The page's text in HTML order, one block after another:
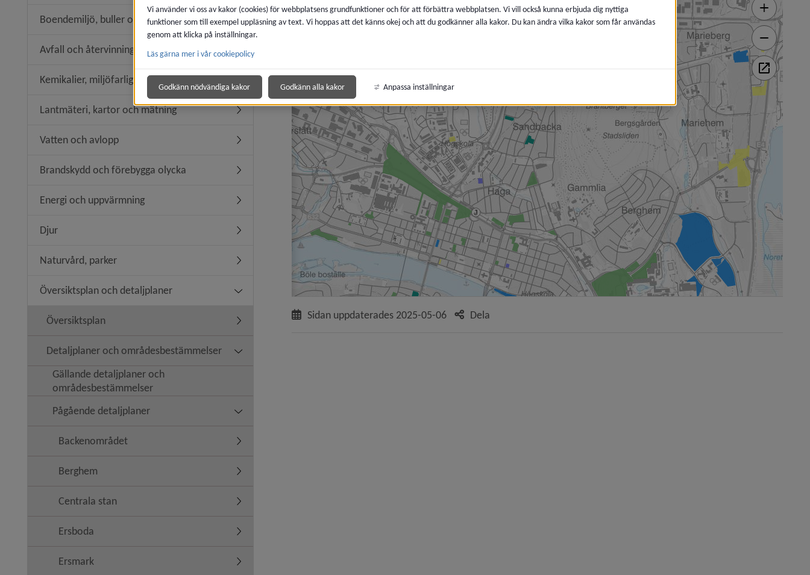
Boendemiljö, buller och luftkvalitet Undermeny för Boendemiljö, buller och luftkvalitet
Avfall och återvinning Undermeny för Avfall och återvinning
Kemikalier, miljöfarlig verksamhet Undermeny för Kemikalier, miljöfarlig verksamhet
Lantmäteri, kartor och mätning Undermeny för Lantmäteri, kartor och mätning
Vatten och avlopp Undermeny för Vatten och avlopp
Brandskydd och förebygga olycka Undermeny för Brandskydd och förebygga olycka
Energi och uppvärmning Undermeny för Energi och uppvärmning
Djur Undermeny för Djur
Naturvård, parker Undermeny för Naturvård, parker
Översiktsplan och detaljplaner Undermeny för Översiktsplan och detaljplaner
Översiktsplan Undermeny för Översiktsplan
Detaljplaner och områdesbestämmelser Undermeny för Detaljplaner och områdesbestämmelser
Gällande detaljplaner och
områdesbestämmelser
Pågående detaljplaner
Undermeny för Pågående detaljplaner
Backenområdet Undermeny för Backenområdet
Berghem Undermeny för Berghem
Centrala stan Undermeny för Centrala stan
Ersboda Undermeny för Ersboda
Ersmark Undermeny för Ersmark
Sidan uppdaterades 2025-05-06 Dela
Vi använder vi oss av kakor (cookies) för webbplatsens grundfunktioner och för att förbättra webbplatsen. Vi vill också kunna erbjuda dig nyttiga
funktioner som till exempel uppläsning av text. Vi hoppas att det känns okej och att du godkänner alla kakor. Du kan ändra vilka kakor som får användas
genom att klicka på inställningar.
Läs gärna mer i vår cookiepolicy
Godkänn nödvändiga kakor Godkänn alla kakor Anpassa inställningar